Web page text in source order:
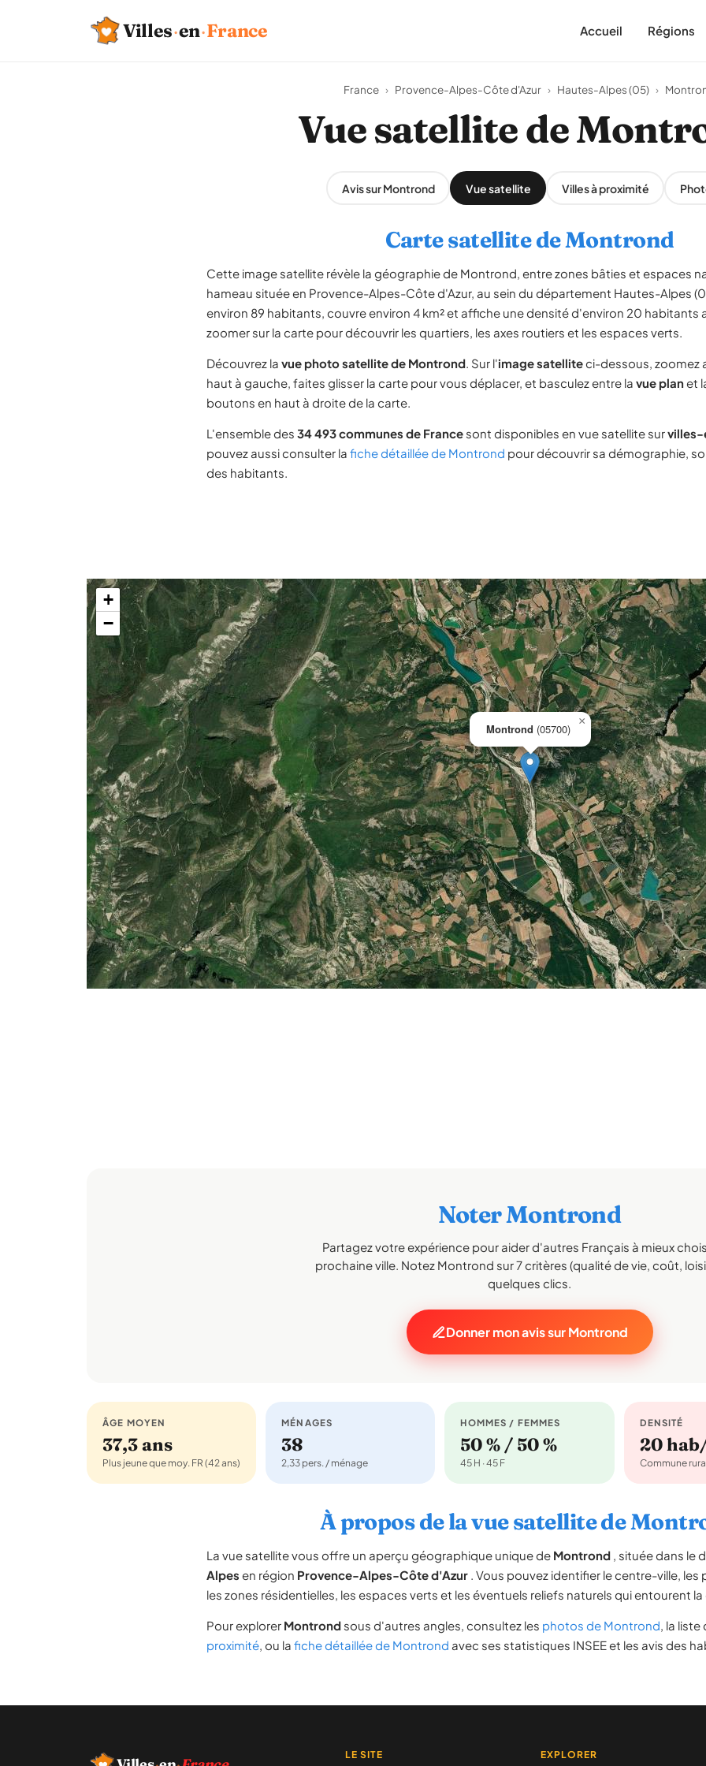
Villes·en·France Accueil Régions
France › Provence-Alpes-Côte d'Azur › Hautes-Alpes (05) ›
Vue satellite de
Avis sur Montrond Vue satellite Villes à proximité
Carte satellite de Montrond
Cette image satellite révèle la géographie de Montrond, entre zones bâties et espaces
hameau située en Provence-Alpes-Côte d'Azur, au sein du département Hautes-Alpes
environ 89 habitants, couvre environ 4 km² et affiche une densité d'environ 20 habitants
zoomer sur la carte pour découvrir les quartiers, les axes routiers et les espaces verts.
Découvrez la vue photo satellite de Montrond. Sur l'image satelliteci-dessous, zoomez
haut à gauche, faites glisser la carte pour vous déplacer, et basculez entre la vue planet
boutons en haut à droite de la carte.
L'ensemble des 34 493 communes de France sont disponibles en vue satellite sur
pouvez aussi consulter la fiche détaillée de Montrond pour découvrir sa démographie,
des habitants.
Montrond (05700)
×
+
−
Noter Montrond
Partagez votre expérience pour aider d'autres Français à mieux
prochaine ville. Notez Montrond sur 7 critères (qualité de vie, coût,
quelques clics.
Donner mon avis sur Montrond
ÂGE MOYEN
37,3 ans
Plus jeune que moy. FR (42 ans)
MÉNAGES
38
2,33 pers. / ménage
HOMMES / FEMMES
50 % / 50 %
45 H · 45 F
DENSITÉ
20
Commune
À propos de la vue satellite de
La vue satellite vous offre un aperçu géographique unique de Montrond , située dans le
Alpes en région Provence-Alpes-Côte d'Azur . Vous pouvez identifier le centre-ville, les
les zones résidentielles, les espaces verts et les éventuels reliefs naturels qui entourent
Pour explorer Montrond sous d'autres angles, consultez les photos de Montrond, la liste
proximité, ou la fiche détaillée de Montrond avec ses statistiques INSEE et les avis des
LE SITE EXPLORER